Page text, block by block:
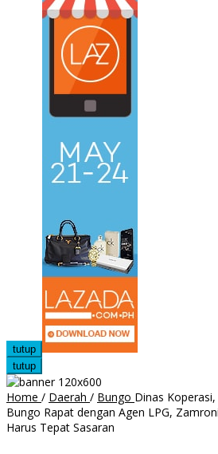
tutup
tutup
Home / Daerah / Bungo Dinas
Bungo Rapat dengan Agen LPG,
Harus Tepat Sasaran